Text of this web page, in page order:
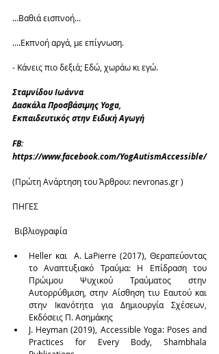
...Βαθιά εισπνοή...
....Εκπνοή αργά, με επίγνωση.
- Κάνεις πιο δεξιά; Εδώ, χωράω κι εγώ.
Σταμνίδου Ιωάννα
Δασκάλα Προσβάσιμης Yoga,
Εκπαιδευτικός στην Ειδική Αγωγή
FB:
https://www.facebook.com/YogAutismAccessible/
(Πρώτη Ανάρτηση του Άρθρου: nevronas.gr )
ΠΗΓΕΣ
Βιβλιογραφία
Heller και  A. LaPierre (2017), Θεραπεύοντας
το Αναπτυξιακό Τραύμα: Η Επίδραση του
Πρώιμου Ψυχικού Τραύματος στην
Αυτορρύθμιση, στην Αίσθηση τιυ Εαυτού και
στην Ικανότητα για Δημιουργία Σχέσεων,
Εκδόσεις Π. Ασημάκης
J. Heyman (2019), Accessible Yoga: Poses and
Practices for Every Body, Shambhala